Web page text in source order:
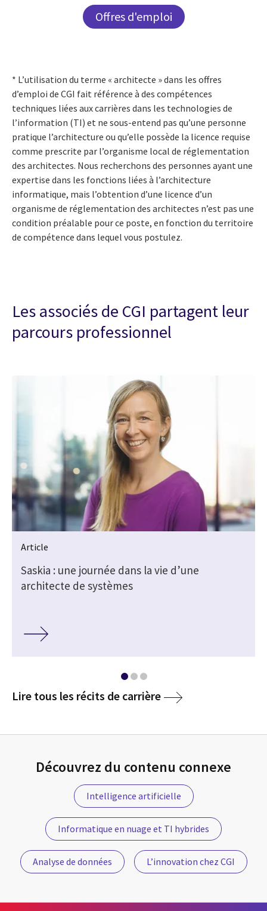
Offres d'emploi
* L’utilisation du terme « architecte » dans les offres
d’emploi de CGI fait référence à des compétences
techniques liées aux carrières dans les technologies de
l’information (TI) et ne sous-entend pas qu’une personne
pratique l’architecture ou qu’elle possède la licence requise
comme prescrite par l’organisme local de réglementation
des architectes. Nous recherchons des personnes ayant une
expertise dans les fonctions liées à l’architecture
informatique, mais l’obtention d’une licence d’un
organisme de réglementation des architectes n’est pas une
condition préalable pour ce poste, en fonction du territoire
de compétence dans lequel vous postulez.
Les associés de CGI partagent leur
parcours professionnel
Article
Saskia : une journée dans la vie d’une
architecte de systèmes
Lire tous les récits de carrièremedia
Découvrez du contenu connexe
Intelligence artificielle
Informatique en nuage et TI hybrides
Analyse de données L’innovation chez CGI